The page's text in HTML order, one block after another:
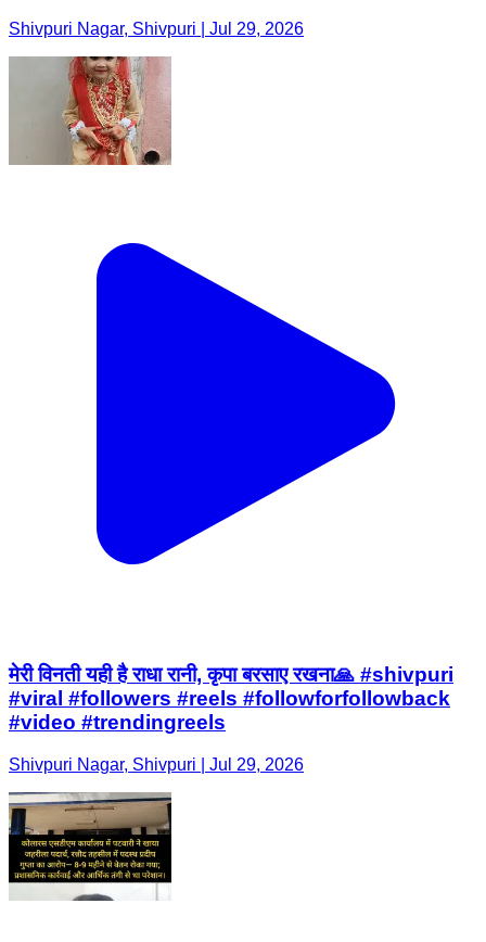
Shivpuri Nagar, Shivpuri | Jul 29, 2026
मेरी विनती यही है राधा रानी, कृपा बरसाए रखना🙏 #shivpuri
#viral #followers #reels #followforfollowback
#video #trendingreels
Shivpuri Nagar, Shivpuri | Jul 29, 2026